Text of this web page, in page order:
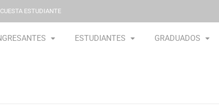
ESTUDIANTE
ESTUDIANTES GRADUADOS